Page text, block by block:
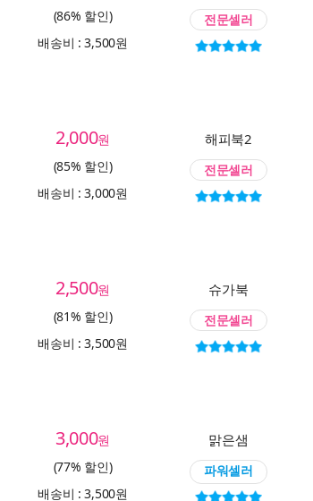
(86% 할인)
배송비 : 3,500원
전문셀러
2,000원
(85% 할인)
배송비 : 3,000원
해피북2
전문셀러
2,500원
(81% 할인)
배송비 : 3,500원
슈가북
전문셀러
3,000원
(77% 할인)
배송비 : 3,500원
맑은샘
파워셀러